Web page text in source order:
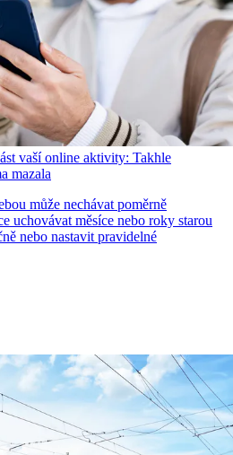
vaší online aktivity: Takhle
mazala
může nechávat poměrně
uchovávat měsíce nebo roky starou
nebo nastavit pravidelné